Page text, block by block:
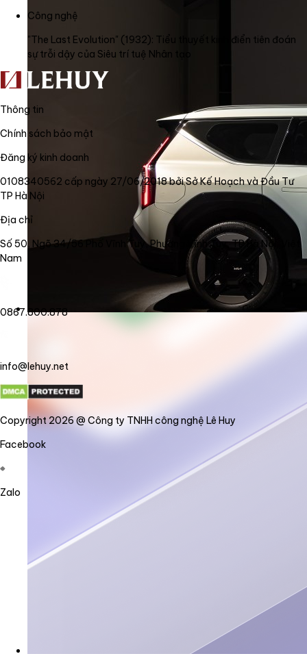
Công nghệ
"The Last Evolution" (1932): Tiểu thuyết kinh điển tiên đoán
sự trỗi dậy của Siêu trí tuệ Nhân tạo
Thông tin
Chính sách bảo mật
Đăng ký kinh doanh
0108340562 cấp ngày 27/06/2018 bởi Sở Kế Hoạch và Đầu Tư
TP Hà Nội
Địa chỉ
Số 50, Ngõ 34/56 Phố Vĩnh Tuy, Phường Vĩnh Tuy, TP Hà Nội, Việt
Nam
0867.800.878
info@lehuy.net
Copyright 2026 @ Công ty TNHH công nghệ Lê Huy
Facebook
Zalo